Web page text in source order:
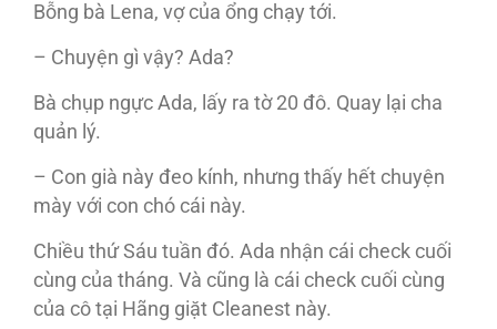
Bỗng bà Lena, vợ của ổng chạy tới.
– Chuyện gì vậy? Ada?
Bà chụp ngực Ada, lấy ra tờ 20 đô. Quay lại cha
quản lý.
– Con già này đeo kính, nhưng thấy hết chuyện
mày với con chó cái này.
Chiều thứ Sáu tuần đó. Ada nhận cái check cuối
cùng của tháng. Và cũng là cái check cuối cùng
của cô tại Hãng giặt Cleanest này.